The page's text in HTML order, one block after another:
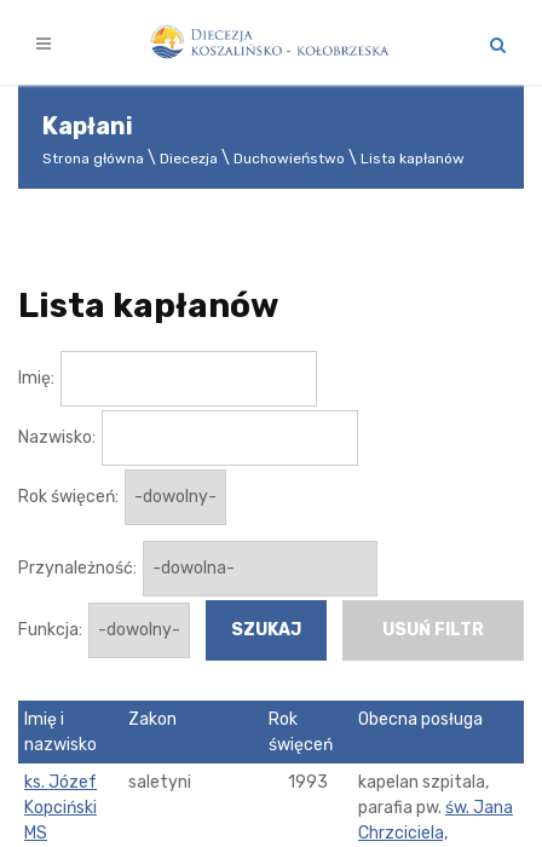
Kapłani
Strona główna Diecezja Duchowieństwo Lista kapłanów
Lista kapłanów
Imię:
Nazwisko:
Rok święceń:
Przynależność:
Funkcja: USUŃ FILTR
Imię i
nazwisko
Zakon
Rok
święceń
Obecna posługa
ks. Józef
Kopciński
MS
saletyni 1993
kapelan szpitala,
parafia pw. św. Jana
Chrzciciela,